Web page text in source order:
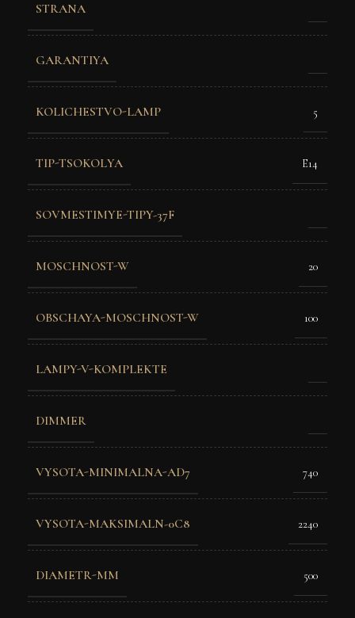
STRANA
GARANTIYA
KOLICHESTVO-LAMP 5
TIP-TSOKOLYA E14
SOVMESTIMYE-TIPY-37F
MOSCHNOST-W 20
OBSCHAYA-MOSCHNOST-W 100
LAMPY-V-KOMPLEKTE
DIMMER
VYSOTA-MINIMALNA-AD7 740
VYSOTA-MAKSIMALN-0C8 2240
DIAMETR-MM 500